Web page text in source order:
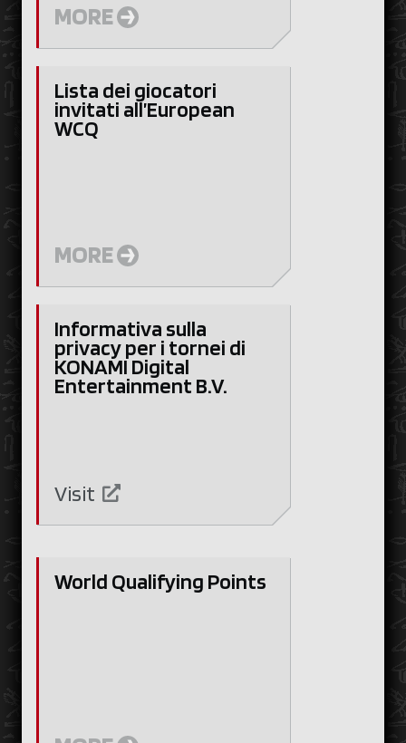
MORE
Lista dei giocatori
invitati all’European
WCQ
MORE
Informativa sulla
privacy per i tornei di
KONAMI Digital
Entertainment B.V.
Visit
World Qualifying Points